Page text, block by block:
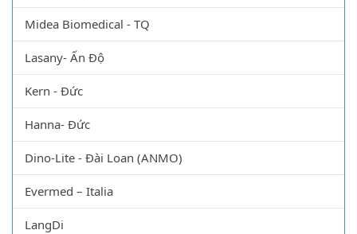
Midea Biomedical - TQ
Lasany- Ấn Độ
Kern - Đức
Hanna- Đức
Dino-Lite - Đài Loan (ANMO)
Evermed – Italia
LangDi